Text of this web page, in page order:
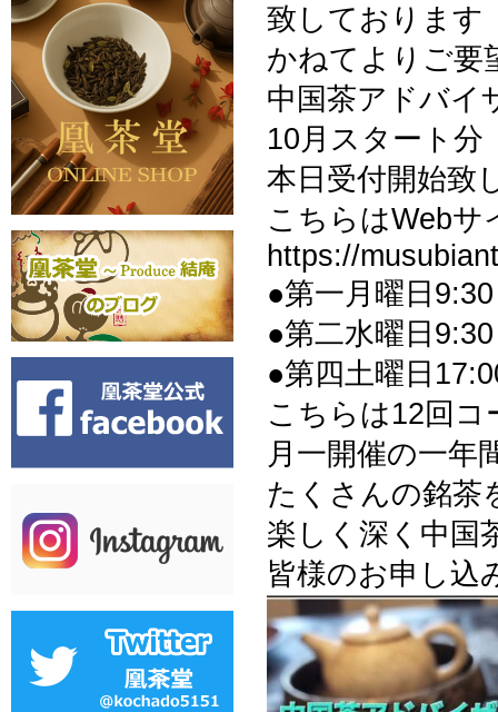
致しております
かねてよりご要
中国茶アドバイ
10月スタート分
本日受付開始致
こちらはWeb
https://
●第一月曜日
●第二水曜日
●第四土曜日
こちらは12回コ
月一開催の一年
たくさんの銘茶
楽しく深く中国
皆様のお申し込